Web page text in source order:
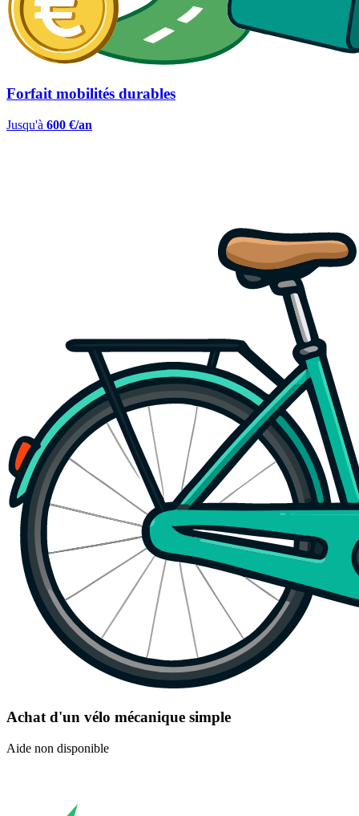
Forfait mobilités durables
Jusqu'à 600 €/an
Achat d'un vélo mécanique simple
Aide non disponible